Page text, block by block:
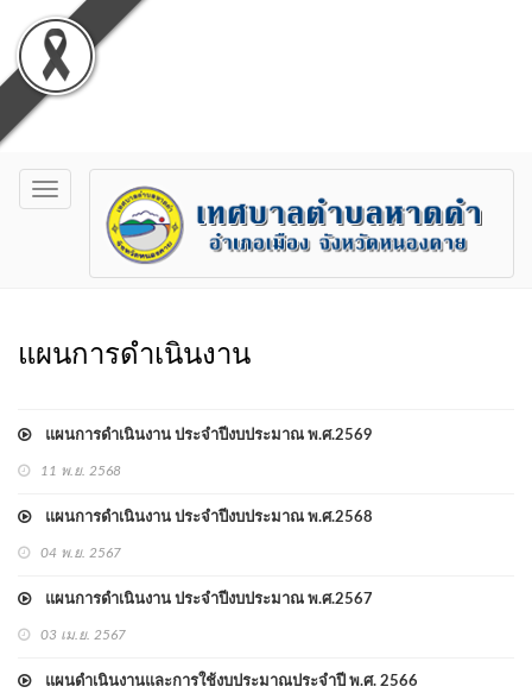
Toggle
navigation
แผนการดำเนินงาน
แผนการดำเนินงาน ประจำปีงบประมาณ พ.ศ.2569
11 พ.ย. 2568
แผนการดำเนินงาน ประจำปีงบประมาณ พ.ศ.2568
04 พ.ย. 2567
แผนการดำเนินงาน ประจำปีงบประมาณ พ.ศ.2567
03 เม.ย. 2567
แผนดำเนินงานและการใช้งบประมาณประจำปี พ.ศ. 2566